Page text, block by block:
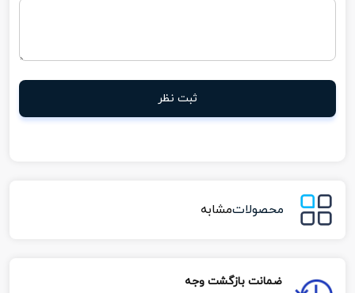
ثبت نظر
محصولاتمشابه
ضمانت بازگشت وجه